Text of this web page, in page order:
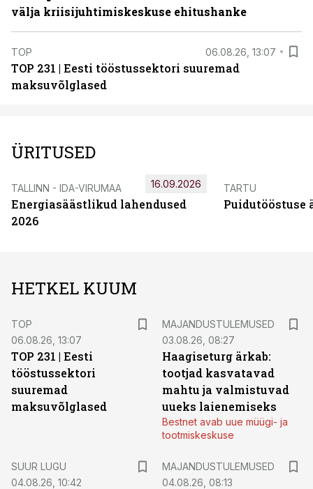
välja kriisijuhtimiskeskuse ehitushanke
TOP 06.08.26, 13:07
TOP 231 | Eesti tööstussektori suuremad
maksuvõlglased
ÜRITUSED
TALLINN - IDA-VIRUMAA
Energiasäästlikud lahendused
2026
16.09.2026 TARTU
Puidutööstuse
HETKEL KUUM
TOP
06.08.26, 13:07
TOP 231 | Eesti
tööstussektori
suuremad
maksuvõlglased
MAJANDUSTULEMUSED
03.08.26, 08:27
Haagiseturg ärkab:
tootjad kasvatavad
mahtu ja valmistuvad
uueks laienemiseks
Bestnet avab uue müügi- ja
tootmiskeskuse
SUUR LUGU
04.08.26, 10:42
MAJANDUSTULEMUSED
04.08.26, 08:13